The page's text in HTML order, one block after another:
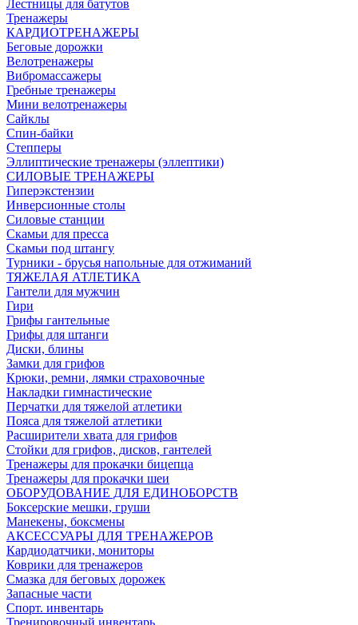
Лестницы для батутов
Тренажеры
КАРДИОТРЕНАЖЕРЫ
Беговые дорожки
Велотренажеры
Вибромассажеры
Гребные тренажеры
Мини велотренажеры
Сайклы
Спин-байки
Степперы
Эллиптические тренажеры (эллептики)
СИЛОВЫЕ ТРЕНАЖЕРЫ
Гиперэкстензии
Инверсионные столы
Силовые станции
Скамьи для пресса
Скамьи под штангу
Турники - брусья напольные для отжиманий
ТЯЖЕЛАЯ АТЛЕТИКА
Гантели для мужчин
Гири
Грифы гантельные
Грифы для штанги
Диски, блины
Замки для грифов
Крюки, ремни, лямки страховочные
Накладки гимнастические
Перчатки для тяжелой атлетики
Пояса для тяжелой атлетики
Расширители хвата для грифов
Стойки для грифов, дисков, гантелей
Тренажеры для прокачки бицепца
Тренажеры для прокачки шеи
ОБОРУДОВАНИЕ ДЛЯ ЕДИНОБОРСТВ
Боксерские мешки, груши
Манекены, боксмены
АКСЕССУАРЫ ДЛЯ ТРЕНАЖЕРОВ
Кардиодатчики, мониторы
Коврики для тренажеров
Смазка для беговых дорожек
Запасные части
Спорт. инвентарь
Тренировочный инвентарь